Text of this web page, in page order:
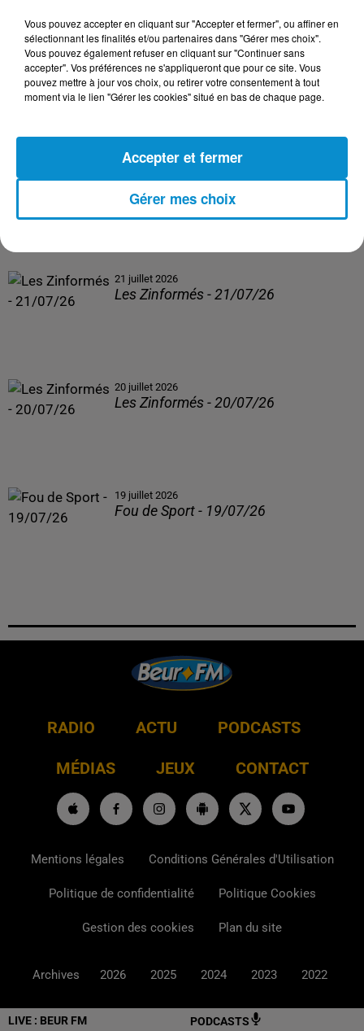
LIVE : BEUR FM PODCASTS
Les Zinformés - 23/07/26
22 juillet 2026
Les Zinformés - 22/07/26
21 juillet 2026
Les Zinformés - 21/07/26
20 juillet 2026
Les Zinformés - 20/07/26
19 juillet 2026
Fou de Sport - 19/07/26
RADIO ACTU PODCASTS
MÉDIAS JEUX CONTACT
Mentions légales Conditions Générales d'Utilisation
Politique de confidentialité Politique Cookies
Gestion des cookies Plan du site
Archives 2026 2025 2024 2023 2022
Vous pouvez accepter en cliquant sur "Accepter et fermer", ou affiner en
sélectionnant les finalités et/ou partenaires dans "Gérer mes choix".
Vous pouvez également refuser en cliquant sur "Continuer sans
accepter". Vos préférences ne s'appliqueront que pour ce site. Vous
pouvez mettre à jour vos choix, ou retirer votre consentement à tout
moment via le lien "Gérer les cookies" situé en bas de chaque page.
Gérer mes choix
Accepter et fermer